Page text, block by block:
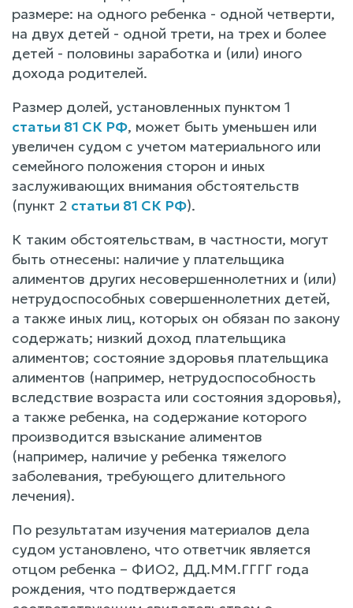
размере: на одного ребенка - одной четверти,
на двух детей - одной трети, на трех и более
детей - половины заработка и (или) иного
дохода родителей.
Размер долей, установленных пунктом 1
статьи 81 СК РФ, может быть уменьшен или
увеличен судом с учетом материального или
семейного положения сторон и иных
заслуживающих внимания обстоятельств
(пункт 2 статьи 81 СК РФ).
К таким обстоятельствам, в частности, могут
быть отнесены: наличие у плательщика
алиментов других несовершеннолетних и (или)
нетрудоспособных совершеннолетних детей,
а также иных лиц, которых он обязан по закону
содержать; низкий доход плательщика
алиментов; состояние здоровья плательщика
алиментов (например, нетрудоспособность
вследствие возраста или состояния здоровья),
а также ребенка, на содержание которого
производится взыскание алиментов
(например, наличие у ребенка тяжелого
заболевания, требующего длительного
лечения).
По результатам изучения материалов дела
судом установлено, что ответчик является
отцом ребенка – ФИО2, ДД.ММ.ГГГГ года
рождения, что подтверждается